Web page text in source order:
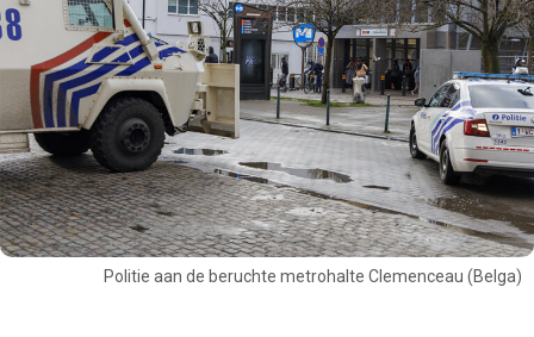
Politie aan de beruchte metrohalte Clemenceau (Belga)